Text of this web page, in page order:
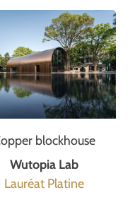
blockhouse
Wutopia Lab
Lauréat Platine